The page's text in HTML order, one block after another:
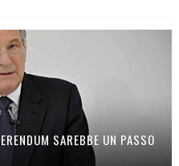
SAREBBE UN PASSO